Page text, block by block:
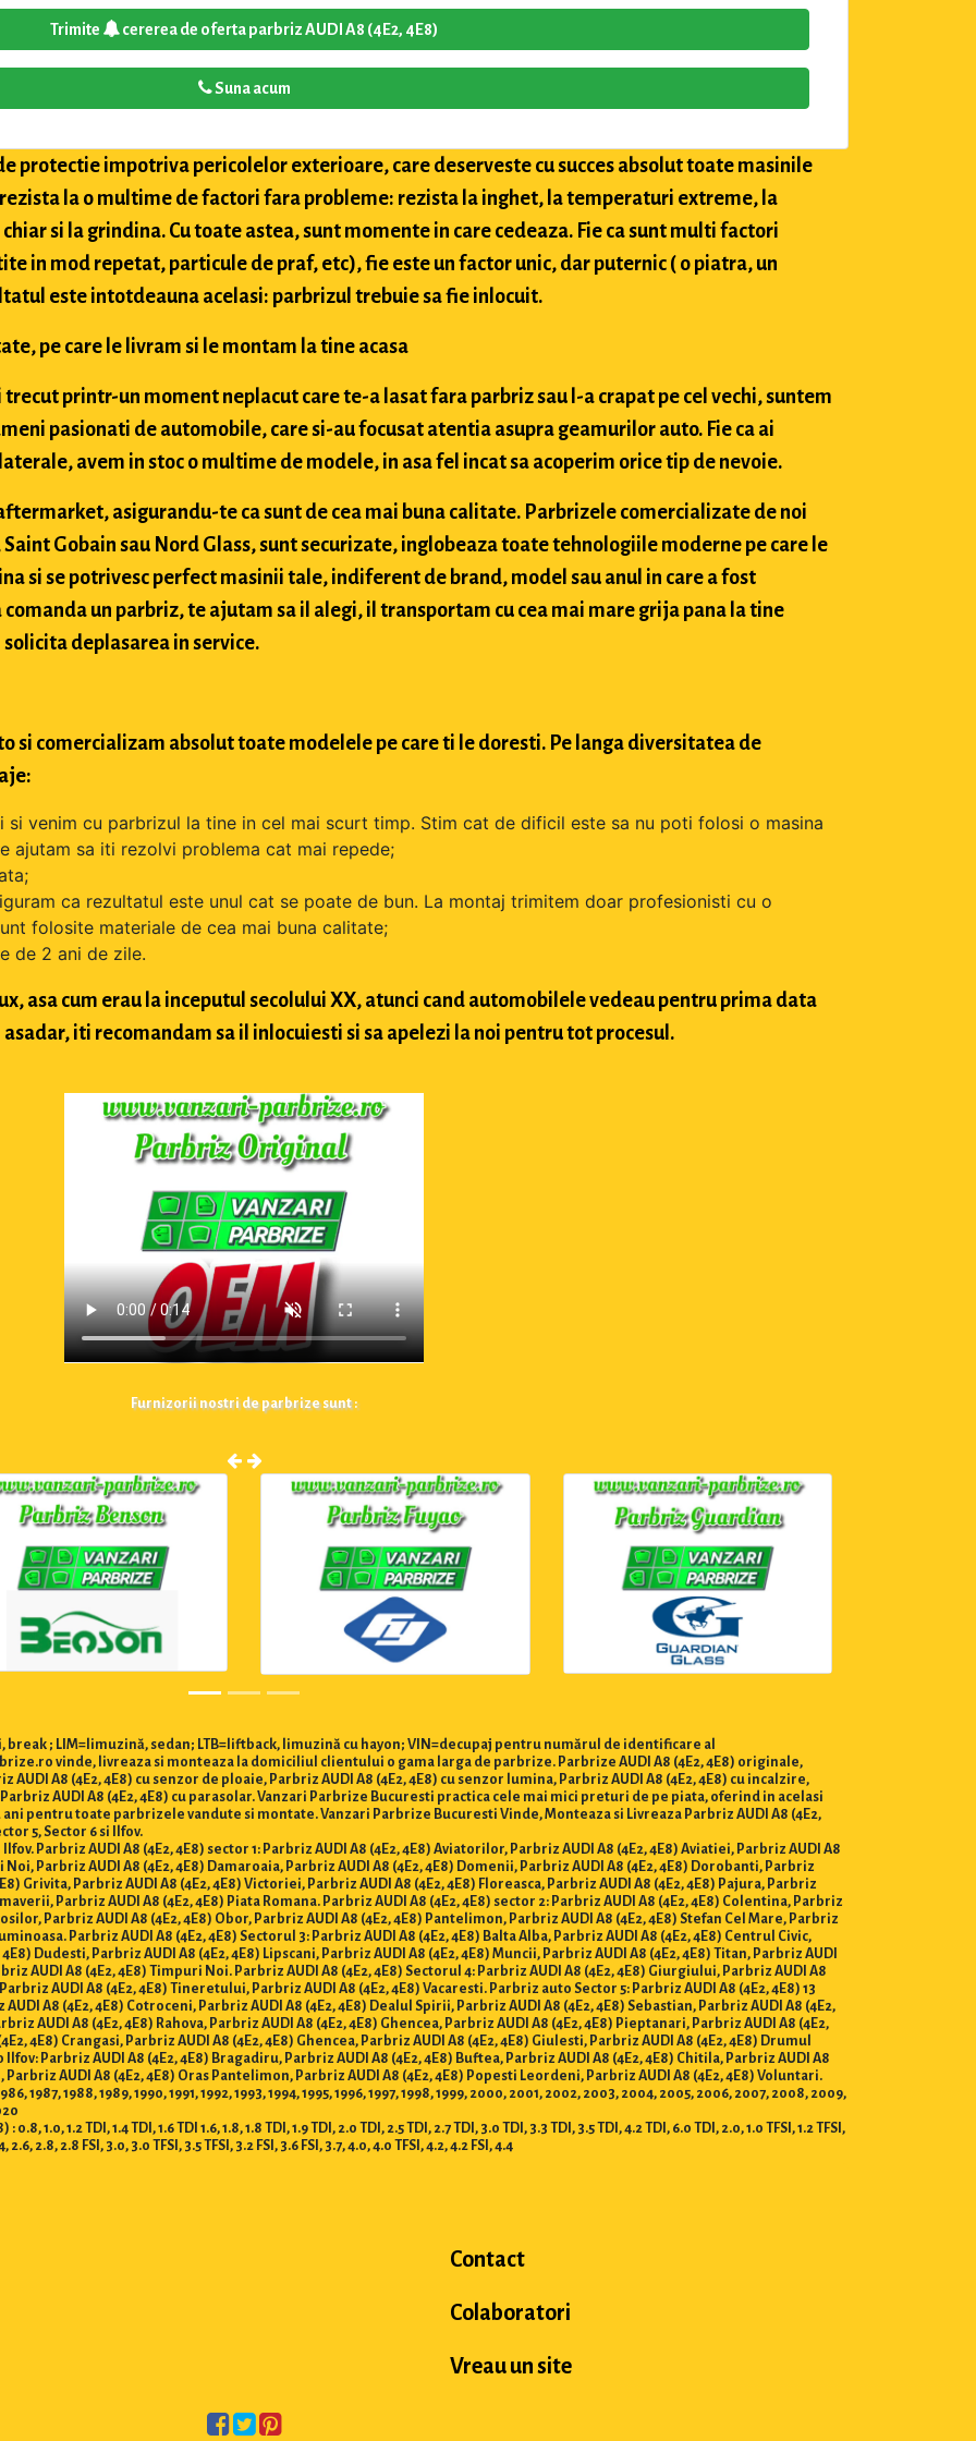
Trimite cererea de oferta parbriz AUDI A8 (4E2, 4E8)
Suna acum
protectie impotriva pericolelor exterioare, care deserveste cu succes absolut toate masinile
la o multime de factori fara probleme: rezista la inghet, la temperaturi extreme, la
si la grindina. Cu toate astea, sunt momente in care cedeaza. Fie ca sunt multi factori
in mod repetat, particule de praf, etc), fie este un factor unic, dar puternic ( o piatra, un
este intotdeauna acelasi: parbrizul trebuie sa fie inlocuit.
pe care le livram si le montam la tine acasa
printr-un moment neplacut care te-a lasat fara parbriz sau l-a crapat pe cel vechi, suntem
pasionati de automobile, care si-au focusat atentia asupra geamurilor auto. Fie ca ai
avem in stoc o multime de modele, in asa fel incat sa acoperim orice tip de nevoie.
asigurandu-te ca sunt de cea mai buna calitate. Parbrizele comercializate de noi
Gobain sau Nord Glass, sunt securizate, inglobeaza toate tehnologiile moderne pe care le
si se potrivesc perfect masinii tale, indiferent de brand, model sau anul in care a fost
un parbriz, te ajutam sa il alegi, il transportam cu cea mai mare grija pana la tine
deplasarea in service.
si comercializam absolut toate modelele pe care ti le doresti. Pe langa diversitatea de
si venim cu parbrizul la tine in cel mai scurt timp. Stim cat de dificil este sa nu poti folosi o masina
ajutam sa iti rezolvi problema cat mai repede;
ca rezultatul este unul cat se poate de bun. La montaj trimitem doar profesionisti cu o
folosite materiale de cea mai buna calitate;
de 2 ani de zile.
asa cum erau la inceputul secolului XX, atunci cand automobilele vedeau pentru prima data
iti recomandam sa il inlocuiesti si sa apelezi la noi pentru tot procesul.
Furnizorii nostri de parbrize sunt :
break ; LIM=limuzină, sedan; LTB=liftback, limuzină cu hayon; VIN=decupaj pentru numărul de identificare al
vinde, livreaza si monteaza la domiciliul clientului o gama larga de parbrize. Parbrize AUDI A8 (4E2, 4E8) originale,
A8 (4E2, 4E8) cu senzor de ploaie, Parbriz AUDI A8 (4E2, 4E8) cu senzor lumina, Parbriz AUDI A8 (4E2, 4E8) cu incalzire,
AUDI A8 (4E2, 4E8) cu parasolar. Vanzari Parbrize Bucuresti practica cele mai mici preturi de pe piata, oferind in acelasi
pentru toate parbrizele vandute si montate. Vanzari Parbrize Bucuresti Vinde, Monteaza si Livreaza Parbriz AUDI A8 (4E2,
5, Sector 6 si Ilfov.
Parbriz AUDI A8 (4E2, 4E8) sector 1: Parbriz AUDI A8 (4E2, 4E8) Aviatorilor, Parbriz AUDI A8 (4E2, 4E8) Aviatiei, Parbriz AUDI A8
Noi, Parbriz AUDI A8 (4E2, 4E8) Damaroaia, Parbriz AUDI A8 (4E2, 4E8) Domenii, Parbriz AUDI A8 (4E2, 4E8) Dorobanti, Parbriz
Grivita, Parbriz AUDI A8 (4E2, 4E8) Victoriei, Parbriz AUDI A8 (4E2, 4E8) Floreasca, Parbriz AUDI A8 (4E2, 4E8) Pajura, Parbriz
Parbriz AUDI A8 (4E2, 4E8) Piata Romana. Parbriz AUDI A8 (4E2, 4E8) sector 2: Parbriz AUDI A8 (4E2, 4E8) Colentina, Parbriz
Parbriz AUDI A8 (4E2, 4E8) Obor, Parbriz AUDI A8 (4E2, 4E8) Pantelimon, Parbriz AUDI A8 (4E2, 4E8) Stefan Cel Mare, Parbriz
Parbriz AUDI A8 (4E2, 4E8) Sectorul 3: Parbriz AUDI A8 (4E2, 4E8) Balta Alba, Parbriz AUDI A8 (4E2, 4E8) Centrul Civic,
Dudesti, Parbriz AUDI A8 (4E2, 4E8) Lipscani, Parbriz AUDI A8 (4E2, 4E8) Muncii, Parbriz AUDI A8 (4E2, 4E8) Titan, Parbriz AUDI
AUDI A8 (4E2, 4E8) Timpuri Noi. Parbriz AUDI A8 (4E2, 4E8) Sectorul 4: Parbriz AUDI A8 (4E2, 4E8) Giurgiului, Parbriz AUDI A8
AUDI A8 (4E2, 4E8) Tineretului, Parbriz AUDI A8 (4E2, 4E8) Vacaresti. Parbriz auto Sector 5: Parbriz AUDI A8 (4E2, 4E8) 13
A8 (4E2, 4E8) Cotroceni, Parbriz AUDI A8 (4E2, 4E8) Dealul Spirii, Parbriz AUDI A8 (4E2, 4E8) Sebastian, Parbriz AUDI A8 (4E2,
AUDI A8 (4E2, 4E8) Rahova, Parbriz AUDI A8 (4E2, 4E8) Ghencea, Parbriz AUDI A8 (4E2, 4E8) Pieptanari, Parbriz AUDI A8 (4E2,
4E8) Crangasi, Parbriz AUDI A8 (4E2, 4E8) Ghencea, Parbriz AUDI A8 (4E2, 4E8) Giulesti, Parbriz AUDI A8 (4E2, 4E8) Drumul
Parbriz AUDI A8 (4E2, 4E8) Bragadiru, Parbriz AUDI A8 (4E2, 4E8) Buftea, Parbriz AUDI A8 (4E2, 4E8) Chitila, Parbriz AUDI A8
AUDI A8 (4E2, 4E8) Oras Pantelimon, Parbriz AUDI A8 (4E2, 4E8) Popesti Leordeni, Parbriz AUDI A8 (4E2, 4E8) Voluntari.
1988, 1989, 1990, 1991, 1992, 1993, 1994, 1995, 1996, 1997, 1998, 1999, 2000, 2001, 2002, 2003, 2004, 2005, 2006, 2007, 2008, 2009,
1.2 TDI, 1.4 TDI, 1.6 TDI 1.6, 1.8, 1.8 TDI, 1.9 TDI, 2.0 TDI, 2.5 TDI, 2.7 TDI, 3.0 TDI, 3.3 TDI, 3.5 TDI, 4.2 TDI, 6.0 TDI, 2.0, 1.0 TFSI, 1.2 TFSI,
2.6, 2.8, 2.8 FSI, 3.0, 3.0 TFSI, 3.5 TFSI, 3.2 FSI, 3.6 FSI, 3.7, 4.0, 4.0 TFSI, 4.2, 4.2 FSI, 4.4
Contact
Colaboratori
Vreau un site